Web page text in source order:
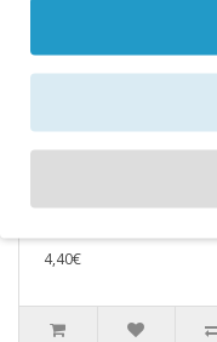
Toalha Teia Aranha com
4,40€